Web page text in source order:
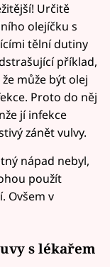
Určitě
olejíčku s
tělní dutiny
příklad,
může být olej
Proto do něj
jí infekce
zánět vulvy.
nápad nebyl,
použít
Ovšem v
s lékařem